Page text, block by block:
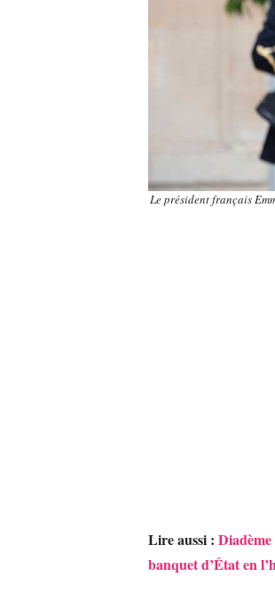
Le président français
Lire aussi :
banquet d’État en